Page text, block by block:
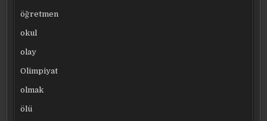
öğretmen
okul
olay
Olimpiyat
olmak
ölü